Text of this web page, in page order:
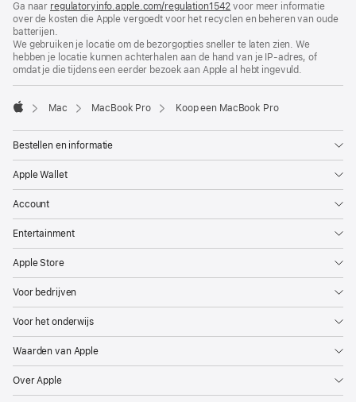
nieuw
venster
Ga naar regulatoryinfo.apple.com/regulation1542 (wordt
in
venster
geopend)
voor meer informatie
over de kosten die Apple vergoedt voor het recyclen en beheren van oude
batterijen.
We gebruiken je locatie om de bezorgopties sneller te laten zien. We
hebben je locatie kunnen achterhalen aan de hand van je IP-adres, of
omdat je die tijdens een eerder bezoek aan Apple al hebt ingevuld.
Mac MacBook Pro Koop een MacBook Pro
Bestellen en informatie
Apple Wallet
Account
Entertainment
Apple Store
Voor bedrijven
Voor het onderwijs
Waarden van Apple
Over Apple